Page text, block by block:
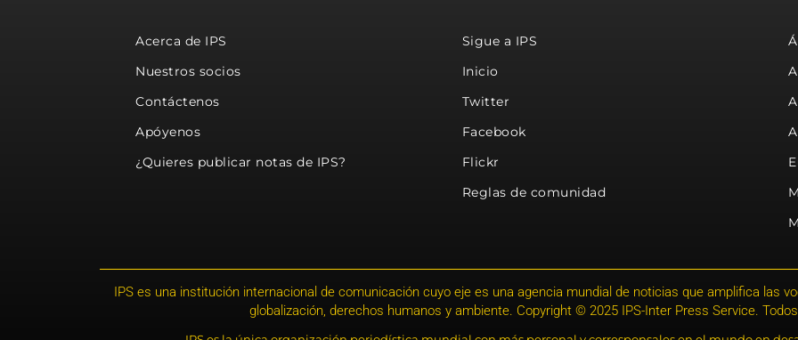
Acerca de IPS
Nuestros socios
Contáctenos
Apóyenos
¿Quieres publicar notas de IPS?
Sigue a IPS
Inicio
Twitter
Facebook
Flickr
Reglas de comunidad
IPS es una institución internacional de comunicación cuyo eje es una agencia mundial de noticias que amplifica las
globalización, derechos humanos y ambiente. Copyright © 2025 IPS-Inter Press Service.